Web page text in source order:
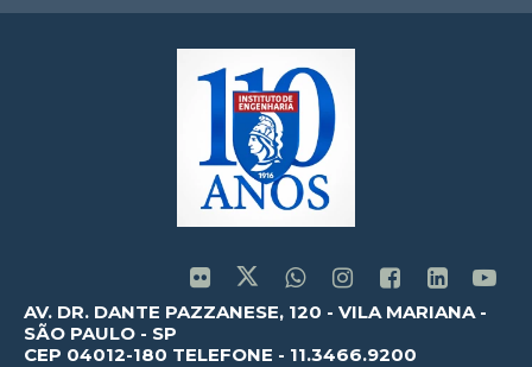
AV. DR. DANTE PAZZANESE, 120 - VILA MARIANA -
SÃO PAULO - SP
CEP 04012-180 TELEFONE - 11.3466.9200